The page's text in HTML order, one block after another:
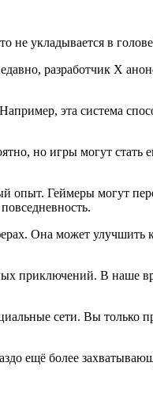
не укладывается в
разработчик X
эта система
но игры могут стать
опыт. Геймеры могут
Она может улучшить
приключений. В наше
сети. Вы только
ещё более